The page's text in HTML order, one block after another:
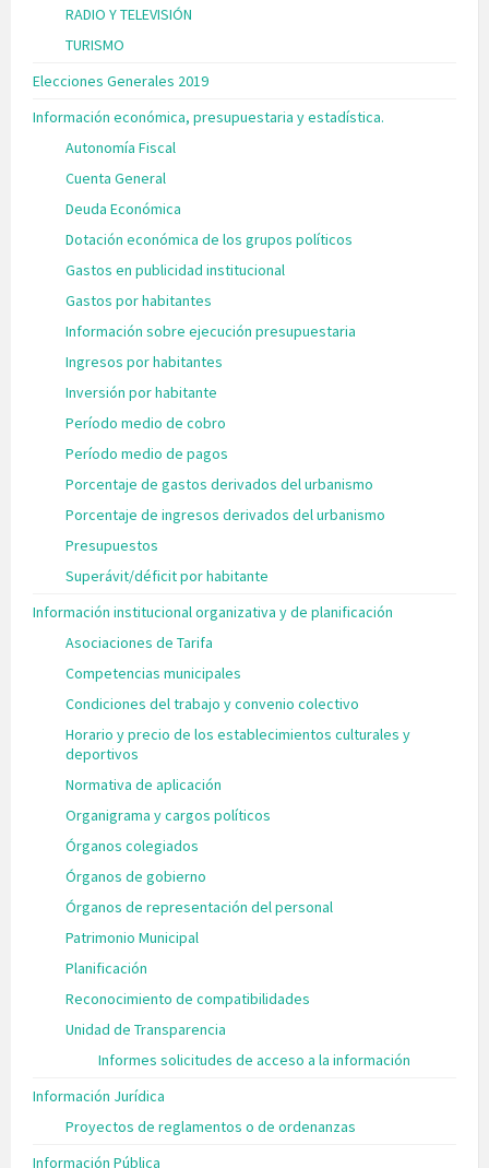
RADIO Y TELEVISIÓN
TURISMO
Elecciones Generales 2019
Información económica, presupuestaria y estadística.
Autonomía Fiscal
Cuenta General
Deuda Económica
Dotación económica de los grupos políticos
Gastos en publicidad institucional
Gastos por habitantes
Información sobre ejecución presupuestaria
Ingresos por habitantes
Inversión por habitante
Período medio de cobro
Período medio de pagos
Porcentaje de gastos derivados del urbanismo
Porcentaje de ingresos derivados del urbanismo
Presupuestos
Superávit/déficit por habitante
Información institucional organizativa y de planificación
Asociaciones de Tarifa
Competencias municipales
Condiciones del trabajo y convenio colectivo
Horario y precio de los establecimientos culturales y
deportivos
Normativa de aplicación
Organigrama y cargos políticos
Órganos colegiados
Órganos de gobierno
Órganos de representación del personal
Patrimonio Municipal
Planificación
Reconocimiento de compatibilidades
Unidad de Transparencia
Informes solicitudes de acceso a la información
Información Jurídica
Proyectos de reglamentos o de ordenanzas
Información Pública